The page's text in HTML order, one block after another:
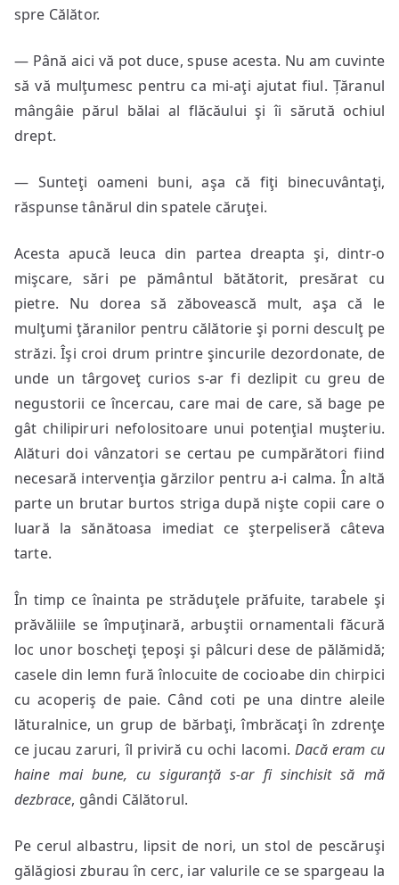
spre Călător.
— Până aici vă pot duce, spuse acesta. Nu am cuvinte
să vă mulţumesc pentru ca mi-aţi ajutat fiul. Țăranul
mângâie părul bălai al flăcăului şi îi sărută ochiul
drept.
— Sunteţi oameni buni, aşa că fiţi binecuvântaţi,
răspunse tânărul din spatele căruţei.
Acesta apucă leuca din partea dreapta şi, dintr-o
mişcare, sări pe pământul bătătorit, presărat cu
pietre. Nu dorea să zăbovească mult, aşa că le
mulţumi ţăranilor pentru călătorie şi porni desculţ pe
străzi. Îşi croi drum printre şincurile dezordonate, de
unde un târgoveţ curios s-ar fi dezlipit cu greu de
negustorii ce încercau, care mai de care, să bage pe
gât chilipiruri nefolositoare unui potenţial muşteriu.
Alături doi vânzatori se certau pe cumpărători fiind
necesară intervenţia gărzilor pentru a-i calma. În altă
parte un brutar burtos striga după nişte copii care o
luară la sănătoasa imediat ce şterpeliseră câteva
tarte.
În timp ce înainta pe străduţele prăfuite, tarabele şi
prăvăliile se împuţinară, arbuştii ornamentali făcură
loc unor boscheţi ţepoşi şi pâlcuri dese de pălămidă;
casele din lemn fură înlocuite de cocioabe din chirpici
cu acoperiş de paie. Când coti pe una dintre aleile
lăturalnice, un grup de bărbaţi, îmbrăcaţi în zdrenţe
ce jucau zaruri, îl priviră cu ochi lacomi.Dacă eram cu
haine mai bune, cu siguranţă s-ar fi sinchisit să mă
dezbrace, gândi Călătorul.
Pe cerul albastru, lipsit de nori, un stol de pescăruşi
gălăgiosi zburau în cerc, iar valurile ce se spargeau la